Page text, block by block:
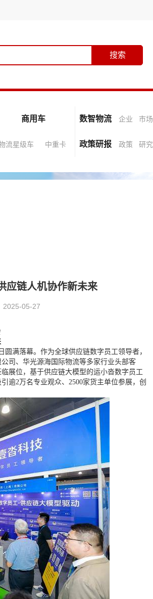
商用车 数智物流 企业 市场
流星级车 中重卡 政策研报 政策 研究
应链人机协作新未来
2025-05-27
满落幕。作为全球供应链数字员工领导者，
司、华光源海国际物流等多家行业头部客
展位，基于供应链大模型的运小沓数字员工
逾2万名专业观众、2500家货主单位参展，创